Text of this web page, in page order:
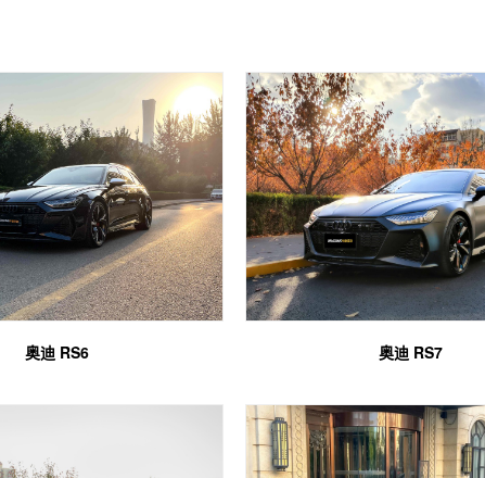
奥迪 RS6 奥迪 RS7